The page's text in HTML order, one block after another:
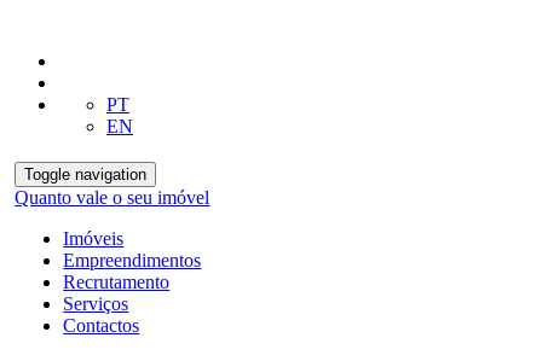
PT
EN
Toggle navigation
Quanto vale o seu imóvel
Imóveis
Empreendimentos
Recrutamento
Serviços
Contactos